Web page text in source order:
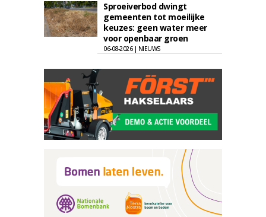
Sproeiverbod dwingt
gemeenten tot moeilijke
keuzes: geen water meer
voor openbaar groen
06-08-2026 | NIEUWS